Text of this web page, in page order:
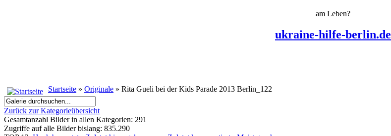
am Leben?
ukraine-hilfe-berlin.de
Startseite » Originale » Rita Gueli bei der Kids Parade 2013 Berlin_122
Zurück zur Kategorieübersicht
Gesamtanzahl Bilder in allen Kategorien: 291
Zugriffe auf alle Bilder bislang: 835.290